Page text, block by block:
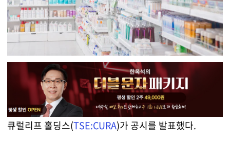
큐럴리프 홀딩스(TSE:CURA)가 공시를 발표했다.